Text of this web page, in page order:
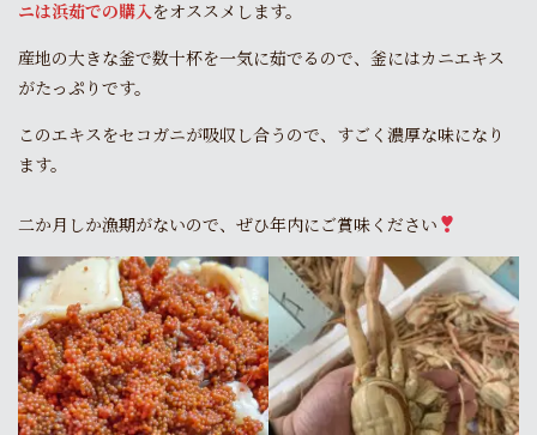
ニは浜茹での購入 をオススメします。
産地の大きな釜で数十杯を一気に茹でるので、釜にはカニエキス
がたっぷりです。
このエキスをセコガニが吸収し合うので、すごく濃厚な味になり
ます。
二か月しか漁期がないので、ぜひ年内にご賞味ください